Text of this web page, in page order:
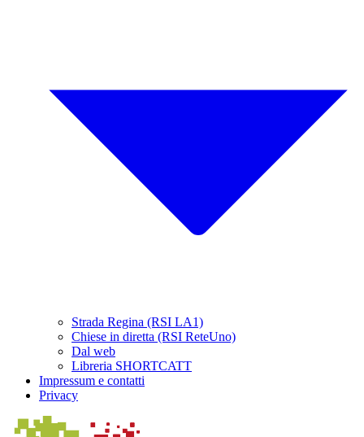
Strada Regina (RSI LA1)
Chiese in diretta (RSI ReteUno)
Dal web
Libreria SHORTCATT
Impressum e contatti
Privacy